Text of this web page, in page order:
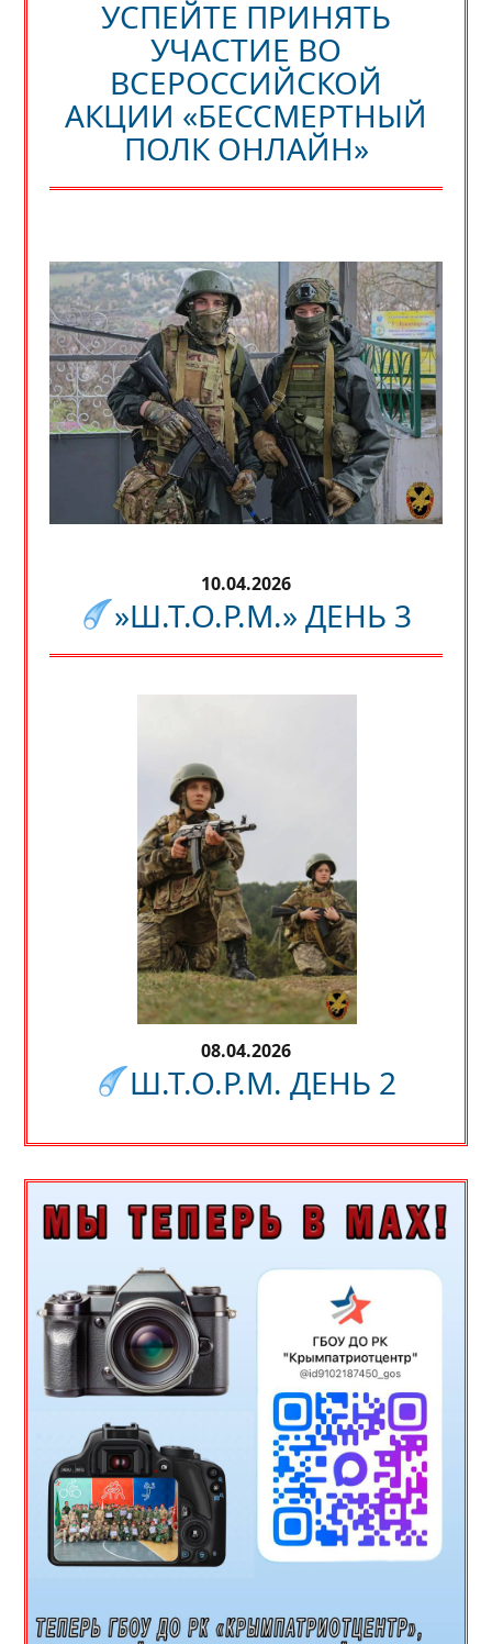
УСПЕЙТЕ ПРИНЯТЬ
УЧАСТИЕ ВО
ВСЕРОССИЙСКОЙ
АКЦИИ «БЕССМЕРТНЫЙ
ПОЛК ОНЛАЙН»
10.04.2026
»Ш.Т.О.Р.М.» ДЕНЬ 3
08.04.2026
Ш.Т.О.Р.М. ДЕНЬ 2